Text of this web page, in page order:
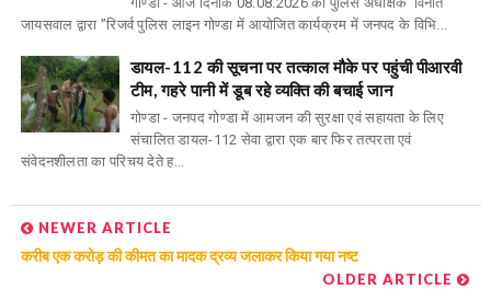
जायसवाल द्वारा ’’रिजर्व पुलिस लाइन गोण्डा में आयोजित कार्यक्रम में जनपद के विभि...
डायल-112 की सूचना पर तत्काल मौके पर पहुंची पीआरवी
टीम, गहरे पानी में डूब रहे व्यक्ति की बचाई जान
गोण्डा - जनपद गोण्डा में आमजन की सुरक्षा एवं सहायता के लिए
संचालित डायल-112 सेवा द्वारा एक बार फिर तत्परता एवं
संवेदनशीलता का परिचय देते ह...
NEWER ARTICLE
करीब एक करोड़ की कीमत का मादक द्रव्य जलाकर किया गया नष्ट
OLDER ARTICLE